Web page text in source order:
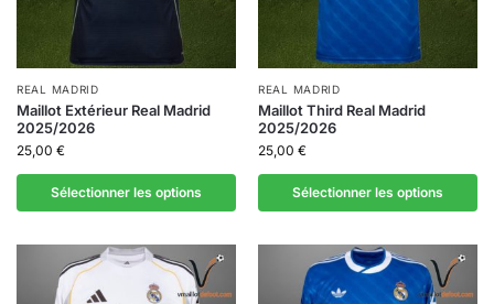
REAL MADRID
Maillot Extérieur Real Madrid
2025/2026
25,00 €
Sélectionner les options
REAL MADRID
Maillot Third Real Madrid
2025/2026
25,00 €
Sélectionner les options